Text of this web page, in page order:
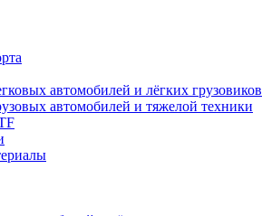
автомобилей и лёгких грузовиков
автомобилей и тяжелой техники